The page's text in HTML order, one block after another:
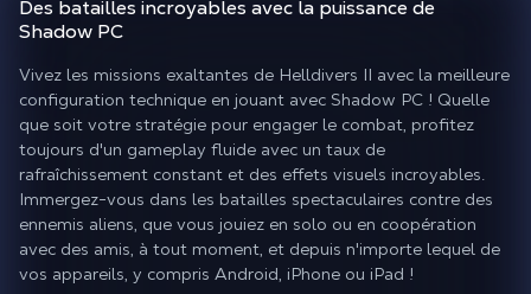
Des batailles incroyables avec la puissance de
Shadow PC
Vivez les missions exaltantes de Helldivers II avec la meilleure
configuration technique en jouant avec Shadow PC ! Quelle
que soit votre stratégie pour engager le combat, profitez
toujours d'un gameplay fluide avec un taux de
rafraîchissement constant et des effets visuels incroyables.
Immergez-vous dans les batailles spectaculaires contre des
ennemis aliens, que vous jouiez en solo ou en coopération
avec des amis, à tout moment, et depuis n'importe lequel de
vos appareils, y compris Android, iPhone ou iPad !